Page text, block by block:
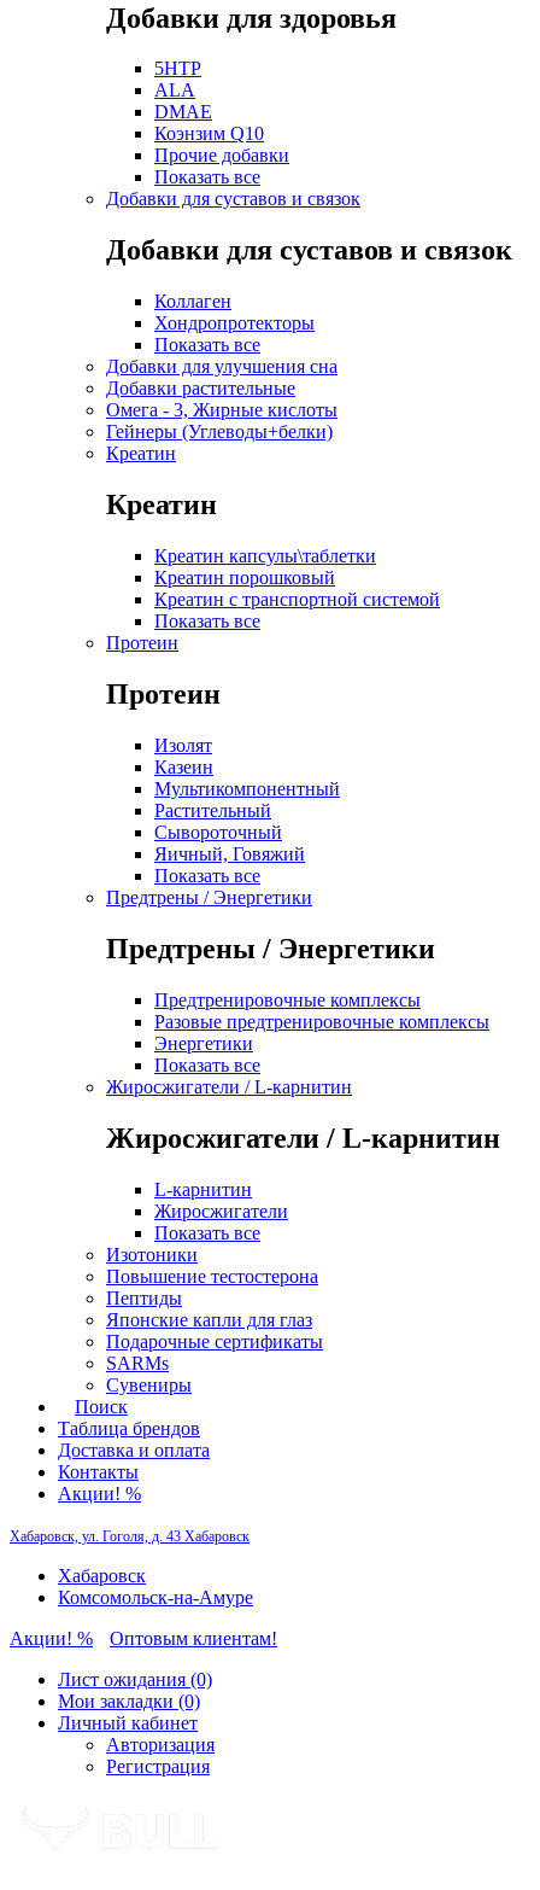
Добавки для здоровья
5HTP
ALA
DMAE
Коэнзим Q10
Прочие добавки
Показать все
Добавки для суставов и связок
Добавки для суставов и связок
Коллаген
Хондропротекторы
Показать все
Добавки для улучшения сна
Добавки растительные
Омега - 3, Жирные кислоты
Гейнеры (Углеводы+белки)
Креатин
Креатин
Креатин капсулы\таблетки
Креатин порошковый
Креатин с транспортной системой
Показать все
Протеин
Протеин
Изолят
Казеин
Мультикомпонентный
Растительный
Сывороточный
Яичный, Говяжий
Показать все
Предтрены / Энергетики
Предтрены / Энергетики
Предтренировочные комплексы
Разовые предтренировочные комплексы
Энергетики
Показать все
Жиросжигатели / L-карнитин
Жиросжигатели / L-карнитин
L-карнитин
Жиросжигатели
Показать все
Изотоники
Повышение тестостерона
Пептиды
Японские капли для глаз
Подарочные сертификаты
SARMs
Сувениры
Поиск
Таблица брендов
Доставка и оплата
Контакты
Акции! %
Хабаровск, ул. Гоголя, д. 43 Хабаровск
Хабаровск
Комсомольск-на-Амуре
Акции! %
Оптовым клиентам!
Лист ожидания (0)
Мои закладки (0)
Личный кабинет
Авторизация
Регистрация